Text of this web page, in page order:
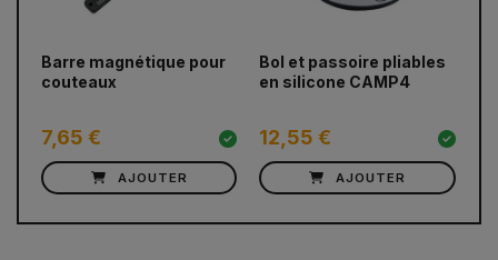
Barre magnétique pour
couteaux
7,65 €
AJOUTER
Bol et passoire pliables
en silicone CAMP4
12,55 €
AJOUTER